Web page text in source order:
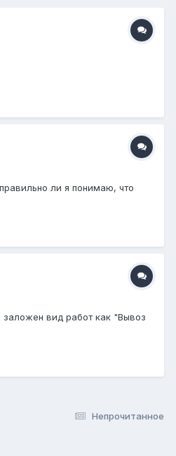
ли я понимаю, что
вид работ как "Вывоз
Непрочитанное